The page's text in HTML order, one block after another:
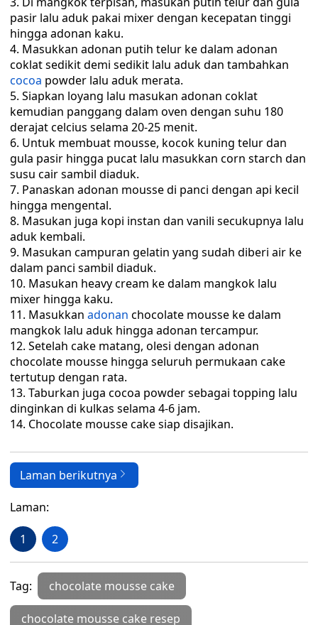
pasir lalu aduk pakai mixer dengan kecepatan tinggi
hingga adonan kaku.
Masukkan adonan putih telur ke dalam adonan
coklat sedikit demi sedikit lalu aduk dan tambahkan
cocoa powder lalu aduk merata.
Siapkan loyang lalu masukan adonan coklat
kemudian panggang dalam oven dengan suhu 180
derajat celcius selama 20-25 menit.
Untuk membuat mousse, kocok kuning telur dan
gula pasir hingga pucat lalu masukkan corn starch dan
susu cair sambil diaduk.
Panaskan adonan mousse di panci dengan api kecil
hingga mengental.
Masukan juga kopi instan dan vanili secukupnya lalu
aduk kembali.
Masukan campuran gelatin yang sudah diberi air ke
dalam panci sambil diaduk.
Masukan heavy cream ke dalam mangkok lalu
mixer hingga kaku.
Masukkan adonan chocolate mousse ke dalam
mangkok lalu aduk hingga adonan tercampur.
Setelah cake matang, olesi dengan adonan
chocolate mousse hingga seluruh permukaan cake
tertutup dengan rata.
Taburkan juga cocoa powder sebagai topping lalu
dinginkan di kulkas selama 4-6 jam.
Chocolate mousse cake siap disajikan.
Laman berikutnya
Laman:
1 2
Tag: chocolate mousse cake
chocolate mousse cake resep